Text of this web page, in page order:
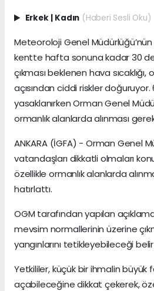
Erkek | Kadın (Haberi Sesli Oku)
Meteoroloji Genel
kentte hafta sonuna kadar 30
çıkması beklenen hava sıcaklığı,
açısından ciddi riskler
yasaklanırken Orman Genel
ormanlık alanlarda alınması
ANKARA (İGFA) - Orman Genel
vatandaşları dikkatli olmaları
özellikle ormanlık alanlarda
hatırlattı.
OGM tarafından yapılan
mevsim normallerinin üzerine
yangınlarını tetikleyebileceği
Yetkililer, küçük bir ihmalin büyük
açabileceğine dikkat çekerek,